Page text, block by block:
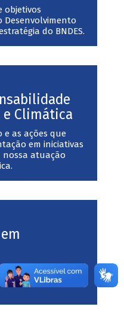
objetivos
Desenvolvimento
do BNDES.
Climática
e as ações que
em iniciativas
nossa atuação
corporativos que
com a